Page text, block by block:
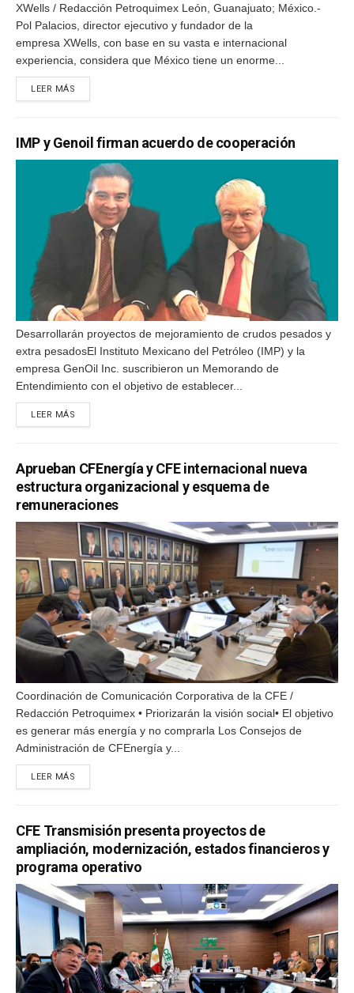
XWells / Redacción Petroquimex León, Guanajuato; México.-
Pol Palacios, director ejecutivo y fundador de la
empresa XWells, con base en su vasta e internacional
experiencia, considera que México tiene un enorme...
LEER MÁS
IMP y Genoil firman acuerdo de cooperación
Desarrollarán proyectos de mejoramiento de crudos pesados y
extra pesadosEl Instituto Mexicano del Petróleo (IMP) y la
empresa GenOil Inc. suscribieron un Memorando de
Entendimiento con el objetivo de establecer...
LEER MÁS
Aprueban CFEnergía y CFE internacional nueva
estructura organizacional y esquema de
remuneraciones
Coordinación de Comunicación Corporativa de la CFE /
Redacción Petroquimex • Priorizarán la visión social• El objetivo
es generar más energía y no comprarla Los Consejos de
Administración de CFEnergía y...
LEER MÁS
CFE Transmisión presenta proyectos de
ampliación, modernización, estados financieros y
programa operativo